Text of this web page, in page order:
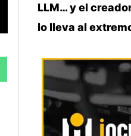
LLM… y el
lo lleva al